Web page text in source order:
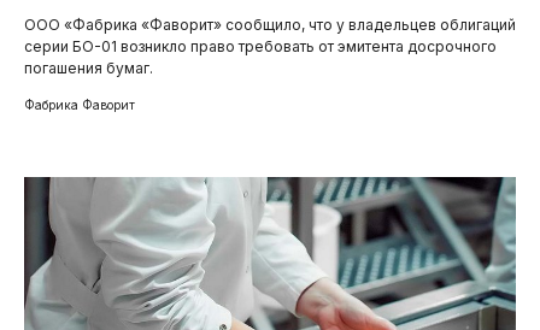
ООО «Фабрика «Фаворит» сообщило, что у владельцев облигаций
серии БО-01 возникло право требовать от эмитента досрочного
погашения бумаг.
Фабрика Фаворит